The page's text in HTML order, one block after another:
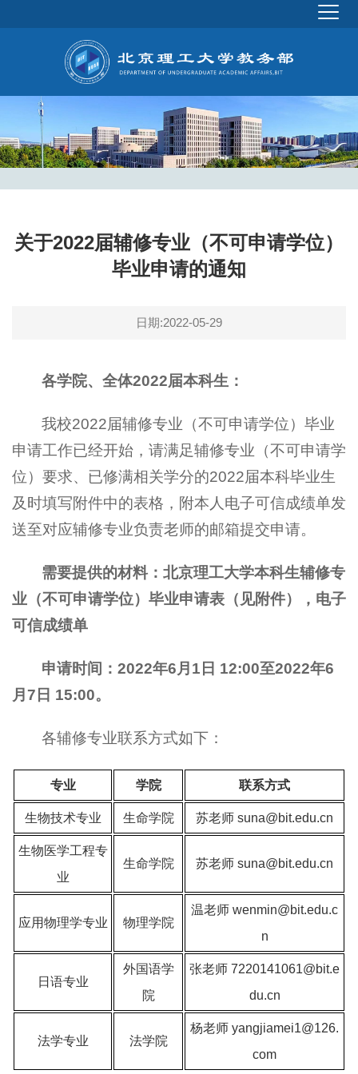
关于2022届辅修专业（不可申请学位）
毕业申请的通知
日期:2022-05-29
各学院、全体2022届本科生：
我校2022届辅修专业（不可申请学位）毕业
申请工作已经开始，请满足辅修专业（不可申请学
位）要求、已修满相关学分的2022届本科毕业生
及时填写附件中的表格，附本人电子可信成绩单发
送至对应辅修专业负责老师的邮箱提交申请。
需要提供的材料：北京理工大学本科生辅修专
业（不可申请学位）毕业申请表（见附件），电子
可信成绩单
申请时间：2022年6月1日 12:00至2022年6
月7日 15:00。
各辅修专业联系方式如下：
专业 学院 联系方式
生物技术专业 生命学院 苏老师 suna@bit.edu.cn
生物医学工程专
业
生命学院 苏老师 suna@bit.edu.cn
应用物理学专业 物理学院
温老师 wenmin@bit.edu.c
n
日语专业
外国语学
院
张老师 7220141061@bit.e
du.cn
法学专业 法学院
杨老师 yangjiamei1@126.
com